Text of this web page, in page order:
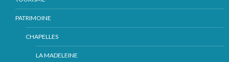
PATRIMOINE
CHAPELLES
LA MADELEINE